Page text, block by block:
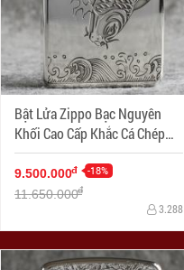
Bật Lửa Zippo Bạc Nguyên
Khối Cao Cấp Khắc Cá Chép
Hóa Rồng Bản 1941
9.500.000đ -18%
11.650.000đ
3.288